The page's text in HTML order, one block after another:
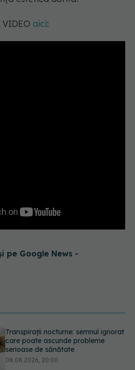
VIDEO aici:
pe Google News -
Ce poți mânca și ce trebuie să eviți
dacă ai gastrită: exemplu de meniu
08.08.2026, 19:00